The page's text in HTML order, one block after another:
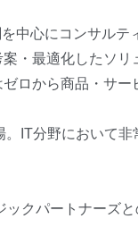
中心にコンサルテ
・最適化したソリ
ロから商品・サー
IT分野において非
クパートナーズ